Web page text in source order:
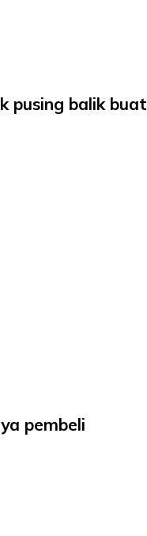
pusing balik buat
pembeli